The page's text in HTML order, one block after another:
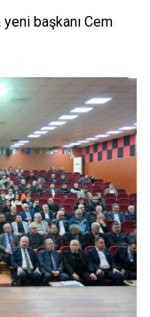
başkanı Cem